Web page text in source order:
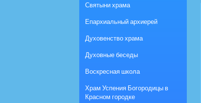
Святыни храма
Епархиальный архиерей
Духовенство храма
Духовные беседы
Воскресная школа
Храм Успения Богородицы в
Красном городке